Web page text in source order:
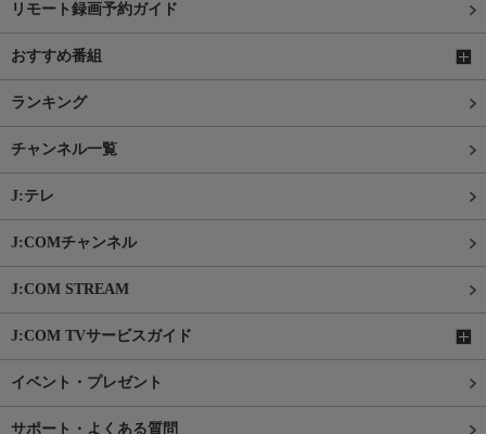
リモート録画予約ガイド
おすすめ番組
ランキング
チャンネル一覧
J:テレ
J:COMチャンネル
J:COM STREAM
J:COM TVサービスガイド
イベント・プレゼント
サポート・よくある質問